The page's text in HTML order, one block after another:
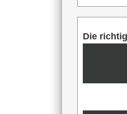
Die